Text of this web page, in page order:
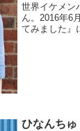
世界イケメン
ん。2016年6
てみました』
ひなんち